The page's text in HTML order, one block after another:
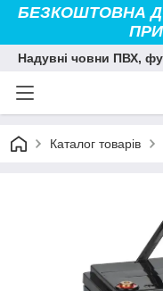
БЕЗКОШТОВНА
Надувні човни ПВХ,
Каталог товарів